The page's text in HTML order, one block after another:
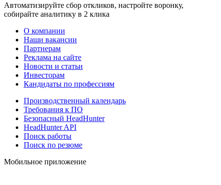
Автоматизируйте сбор откликов, настройте воронку,
собирайте аналитику в 2 клика
О компании
Наши вакансии
Партнерам
Реклама на сайте
Новости и статьи
Инвесторам
Кандидаты по профессиям
Производственный календарь
Требования к ПО
Безопасный HeadHunter
HeadHunter API
Поиск работы
Поиск по резюме
Мобильное приложение